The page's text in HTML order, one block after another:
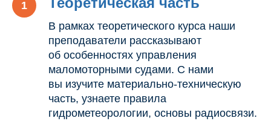
В рамках теоретического курса наши
преподаватели рассказывают
об особенностях управления
маломоторными судами. С нами
вы изучите материально-техническую
часть, узнаете правила
гидрометеорологии, основы радиосвязи.